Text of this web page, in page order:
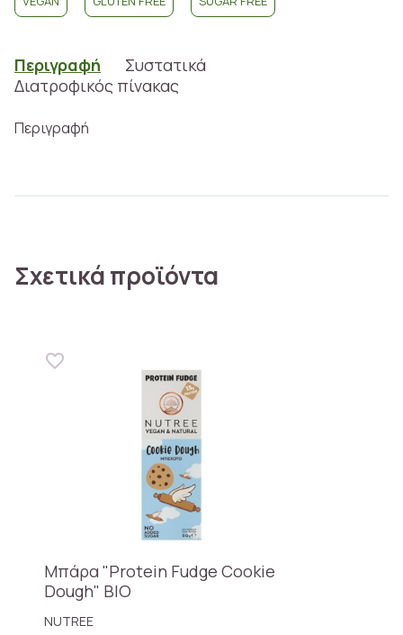
Περιγραφή
Συστατικά
Διατροφικός πίνακας
Περιγραφή
Σχετικά προϊόντα
Μπάρα "Protein Fudge Cookie
Dough" BIO
NUTREE